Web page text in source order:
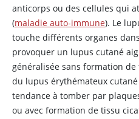
anticorps ou des cellules qui
(maladie auto-immune). Le
touche différents organes
provoquer un lupus cutané
généralisée sans formation
du lupus érythémateux
tendance à tomber par
ou avec formation de tissu